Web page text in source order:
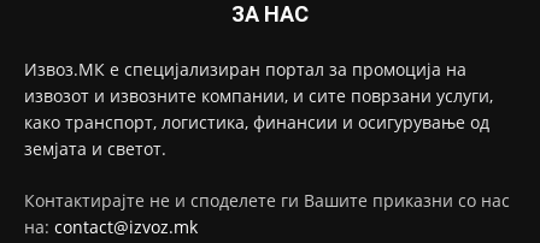
ЗА НАС
Извоз.МК е специјализиран портал за промоција на
извозот и извозните компании, и сите поврзани услуги,
како транспорт, логистика, финансии и осигурување од
земјата и светот.
Контактирајте не и споделете ги Вашите приказни со нас
на: contact@izvoz.mk